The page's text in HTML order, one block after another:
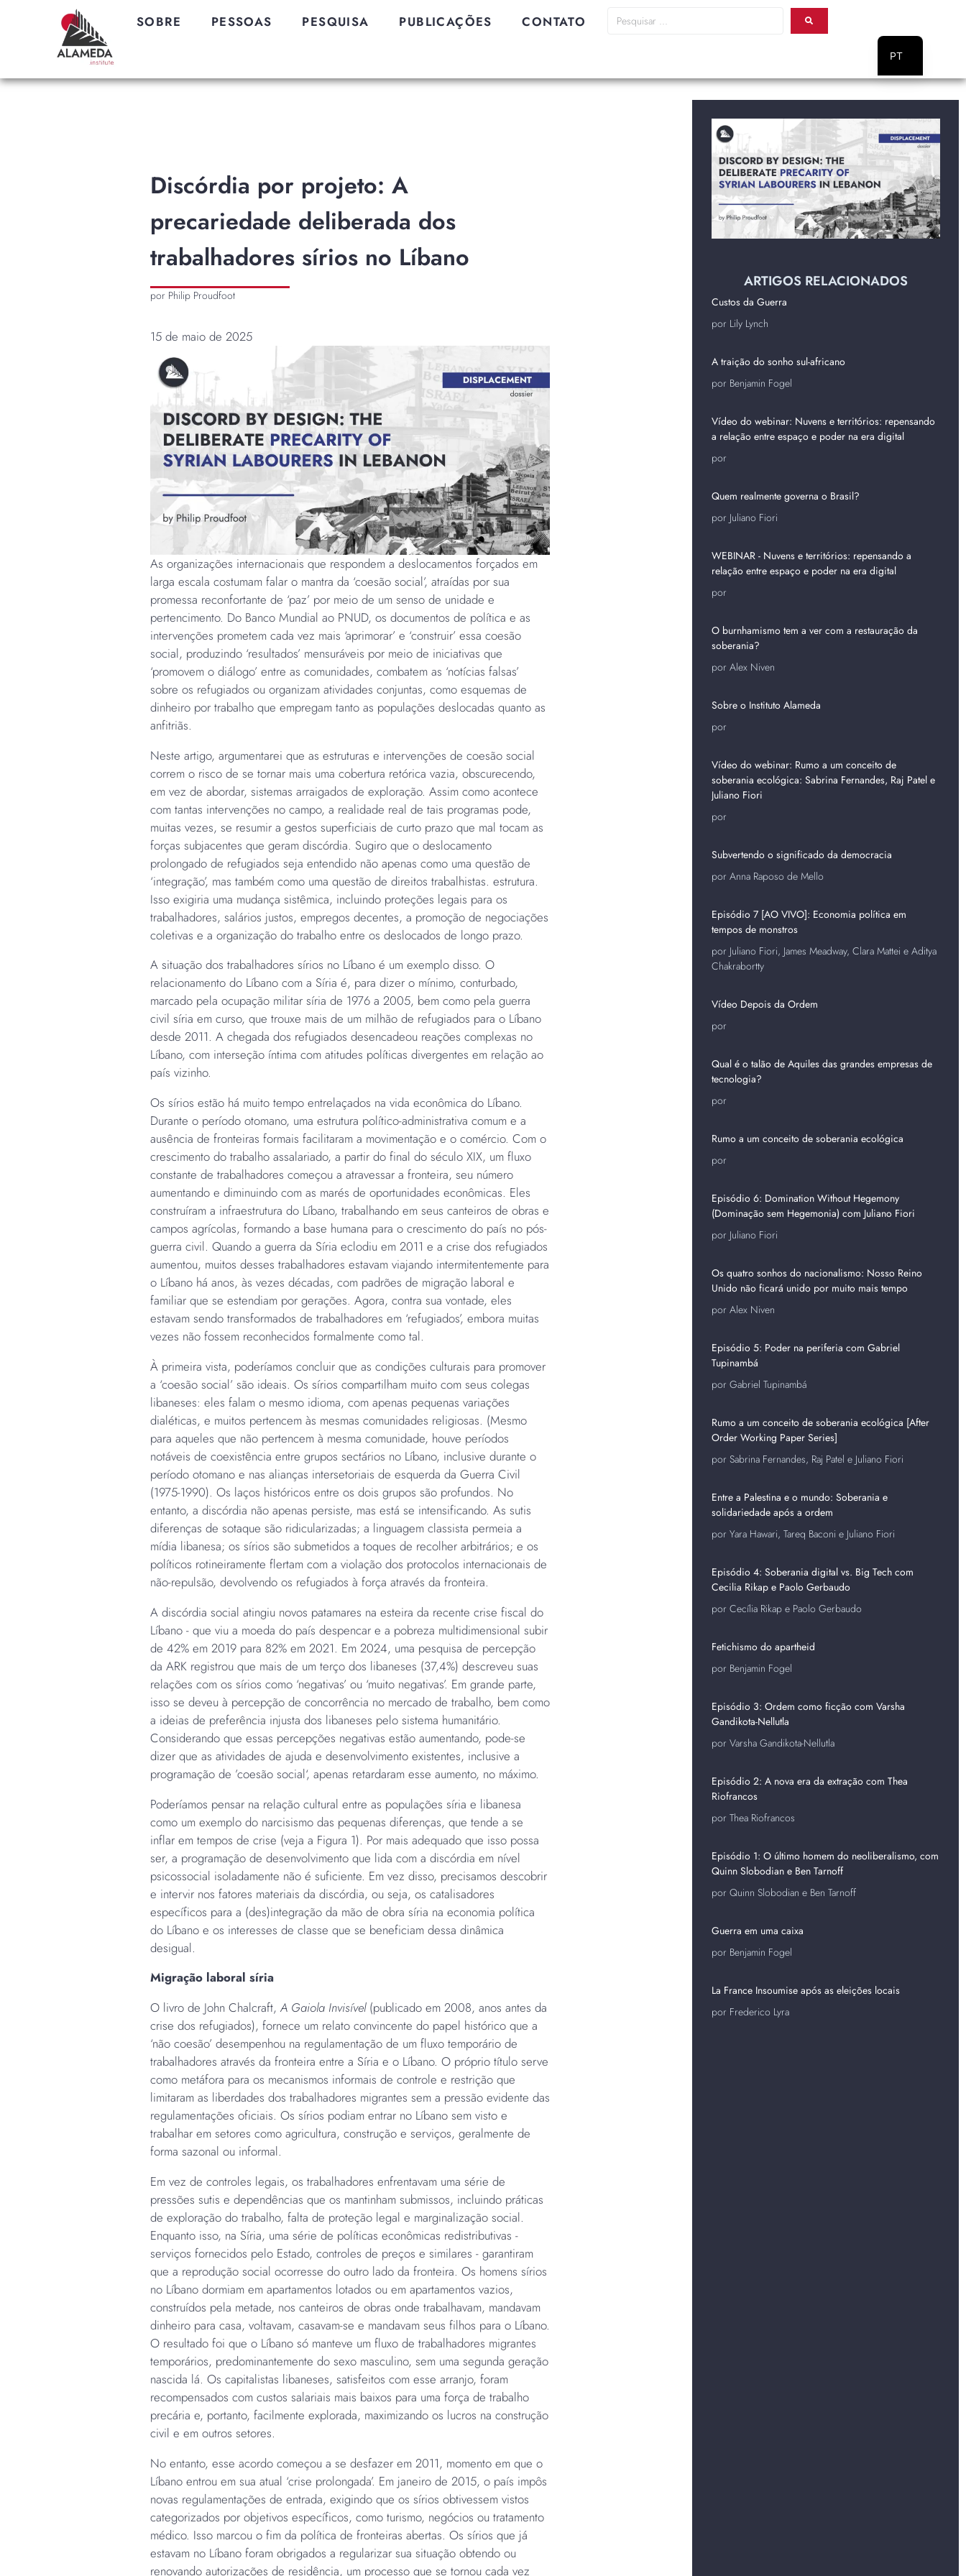
SOBRE PESSOAS PESQUISA PUBLICAÇÕES CONTATO
Discórdia por projeto: A
precariedade deliberada dos
trabalhadores sírios no Líbano
por Philip Proudfoot
15 de maio de 2025
As organizações internacionais que respondem a deslocamentos forçados em
larga escala costumam falar o mantra da ‘coesão social’, atraídas por sua
promessa reconfortante de ‘paz’ por meio de um senso de unidade e
pertencimento. Do Banco Mundial ao PNUD, os documentos de política e as
intervenções prometem cada vez mais ‘aprimorar’ e ‘construir’ essa coesão
social, produzindo ‘resultados’ mensuráveis por meio de iniciativas que
‘promovem o diálogo’ entre as comunidades, combatem as ‘notícias falsas’
sobre os refugiados ou organizam atividades conjuntas, como esquemas de
dinheiro por trabalho que empregam tanto as populações deslocadas quanto as
anfitriãs.
Neste artigo, argumentarei que as estruturas e intervenções de coesão social
correm o risco de se tornar mais uma cobertura retórica vazia, obscurecendo,
em vez de abordar, sistemas arraigados de exploração. Assim como acontece
com tantas intervenções no campo, a realidade real de tais programas pode,
muitas vezes, se resumir a gestos superficiais de curto prazo que mal tocam as
forças subjacentes que geram discórdia. Sugiro que o deslocamento
prolongado de refugiados seja entendido não apenas como uma questão de
‘integração’, mas também como uma questão de direitos trabalhistas. estrutura.
Isso exigiria uma mudança sistêmica, incluindo proteções legais para os
trabalhadores, salários justos, empregos decentes, a promoção de negociações
coletivas e a organização do trabalho entre os deslocados de longo prazo.
A situação dos trabalhadores sírios no Líbano é um exemplo disso. O
relacionamento do Líbano com a Síria é, para dizer o mínimo, conturbado,
marcado pela ocupação militar síria de 1976 a 2005, bem como pela guerra
civil síria em curso, que trouxe mais de um milhão de refugiados para o Líbano
desde 2011. A chegada dos refugiados desencadeou reações complexas no
Líbano, com interseção íntima com atitudes políticas divergentes em relação ao
país vizinho.
Os sírios estão há muito tempo entrelaçados na vida econômica do Líbano.
Durante o período otomano, uma estrutura político-administrativa comum e a
ausência de fronteiras formais facilitaram a movimentação e o comércio. Com o
crescimento do trabalho assalariado, a partir do final do século XIX, um fluxo
constante de trabalhadores começou a atravessar a fronteira, seu número
aumentando e diminuindo com as marés de oportunidades econômicas. Eles
construíram a infraestrutura do Líbano, trabalhando em seus canteiros de obras e
campos agrícolas, formando a base humana para o crescimento do país no pós-
guerra civil. Quando a guerra da Síria eclodiu em 2011 e a crise dos refugiados
aumentou, muitos desses trabalhadores estavam viajando intermitentemente para
o Líbano há anos, às vezes décadas, com padrões de migração laboral e
familiar que se estendiam por gerações. Agora, contra sua vontade, eles
estavam sendo transformados de trabalhadores em ‘refugiados’, embora muitas
vezes não fossem reconhecidos formalmente como tal.
À primeira vista, poderíamos concluir que as condições culturais para promover
a ‘coesão social’ são ideais. Os sírios compartilham muito com seus colegas
libaneses: eles falam o mesmo idioma, com apenas pequenas variações
dialéticas, e muitos pertencem às mesmas comunidades religiosas. (Mesmo
para aqueles que não pertencem à mesma comunidade, houve períodos
notáveis de coexistência entre grupos sectários no Líbano, inclusive durante o
período otomano e nas alianças intersetoriais de esquerda da Guerra Civil
(1975-1990). Os laços históricos entre os dois grupos são profundos. No
entanto, a discórdia não apenas persiste, mas está se intensificando. As sutis
diferenças de sotaque são ridicularizadas; a linguagem classista permeia a
mídia libanesa; os sírios são submetidos a toques de recolher arbitrários; e os
políticos rotineiramente flertam com a violação dos protocolos internacionais de
não-repulsão, devolvendo os refugiados à força através da fronteira.
A discórdia social atingiu novos patamares na esteira da recente crise fiscal do
Líbano - que viu a moeda do país despencar e a pobreza multidimensional subir
de 42% em 2019 para 82% em 2021. Em 2024, uma pesquisa de percepção
da ARK registrou que mais de um terço dos libaneses (37,4%) descreveu suas
relações com os sírios como ‘negativas’ ou ‘muito negativas’. Em grande parte,
isso se deveu à percepção de concorrência no mercado de trabalho, bem como
a ideias de preferência injusta dos libaneses pelo sistema humanitário.
Considerando que essas percepções negativas estão aumentando, pode-se
dizer que as atividades de ajuda e desenvolvimento existentes, inclusive a
programação de ’coesão social‘, apenas retardaram esse aumento, no máximo.
Poderíamos pensar na relação cultural entre as populações síria e libanesa
como um exemplo do narcisismo das pequenas diferenças, que tende a se
inflar em tempos de crise (veja a Figura 1). Por mais adequado que isso possa
ser, a programação de desenvolvimento que lida com a discórdia em nível
psicossocial isoladamente não é suficiente. Em vez disso, precisamos descobrir
e intervir nos fatores materiais da discórdia, ou seja, os catalisadores
específicos para a (des)integração da mão de obra síria na economia política
do Líbano e os interesses de classe que se beneficiam dessa dinâmica
desigual.
Migração laboral síria
O livro de John Chalcraft, A Gaiola Invisível(publicado em 2008, anos antes da
crise dos refugiados), fornece um relato convincente do papel histórico que a
‘não coesão’ desempenhou na regulamentação de um fluxo temporário de
trabalhadores através da fronteira entre a Síria e o Líbano. O próprio título serve
como metáfora para os mecanismos informais de controle e restrição que
limitaram as liberdades dos trabalhadores migrantes sem a pressão evidente das
regulamentações oficiais. Os sírios podiam entrar no Líbano sem visto e
trabalhar em setores como agricultura, construção e serviços, geralmente de
forma sazonal ou informal.
Em vez de controles legais, os trabalhadores enfrentavam uma série de
pressões sutis e dependências que os mantinham submissos, incluindo práticas
de exploração do trabalho, falta de proteção legal e marginalização social.
Enquanto isso, na Síria, uma série de políticas econômicas redistributivas -
serviços fornecidos pelo Estado, controles de preços e similares - garantiram
que a reprodução social ocorresse do outro lado da fronteira. Os homens sírios
no Líbano dormiam em apartamentos lotados ou em apartamentos vazios,
construídos pela metade, nos canteiros de obras onde trabalhavam, mandavam
dinheiro para casa, voltavam, casavam-se e mandavam seus filhos para o Líbano.
O resultado foi que o Líbano só manteve um fluxo de trabalhadores migrantes
temporários, predominantemente do sexo masculino, sem uma segunda geração
nascida lá. Os capitalistas libaneses, satisfeitos com esse arranjo, foram
recompensados com custos salariais mais baixos para uma força de trabalho
precária e, portanto, facilmente explorada, maximizando os lucros na construção
civil e em outros setores.
No entanto, esse acordo começou a se desfazer em 2011, momento em que o
Líbano entrou em sua atual ‘crise prolongada’. Em janeiro de 2015, o país impôs
novas regulamentações de entrada, exigindo que os sírios obtivessem vistos
categorizados por objetivos específicos, como turismo, negócios ou tratamento
médico. Isso marcou o fim da política de fronteiras abertas. Os sírios que já
estavam no Líbano foram obrigados a regularizar sua situação obtendo ou
renovando autorizações de residência, um processo que se tornou cada vez
ARTIGOS RELACIONADOS
Custos da Guerra
por Lily Lynch
A traição do sonho sul-africano
por Benjamin Fogel
Vídeo do webinar: Nuvens e territórios: repensando
a relação entre espaço e poder na era digital
por
Quem realmente governa o Brasil?
por Juliano Fiori
WEBINAR - Nuvens e territórios: repensando a
relação entre espaço e poder na era digital
por
O burnhamismo tem a ver com a restauração da
soberania?
por Alex Niven
Sobre o Instituto Alameda
por
Vídeo do webinar: Rumo a um conceito de
soberania ecológica: Sabrina Fernandes, Raj Patel e
Juliano Fiori
por
Subvertendo o significado da democracia
por Anna Raposo de Mello
Episódio 7 [AO VIVO]: Economia política em
tempos de monstros
por Juliano Fiori, James Meadway, Clara Mattei e Aditya
Chakrabortty
Vídeo Depois da Ordem
por
Qual é o talão de Aquiles das grandes empresas de
tecnologia?
por
Rumo a um conceito de soberania ecológica
por
Episódio 6: Domination Without Hegemony
(Dominação sem Hegemonia) com Juliano Fiori
por Juliano Fiori
Os quatro sonhos do nacionalismo: Nosso Reino
Unido não ficará unido por muito mais tempo
por Alex Niven
Episódio 5: Poder na periferia com Gabriel
Tupinambá
por Gabriel Tupinambá
Rumo a um conceito de soberania ecológica [After
Order Working Paper Series]
por Sabrina Fernandes, Raj Patel e Juliano Fiori
Entre a Palestina e o mundo: Soberania e
solidariedade após a ordem
por Yara Hawari, Tareq Baconi e Juliano Fiori
Episódio 4: Soberania digital vs. Big Tech com
Cecilia Rikap e Paolo Gerbaudo
por Cecília Rikap e Paolo Gerbaudo
Fetichismo do apartheid
por Benjamin Fogel
Episódio 3: Ordem como ficção com Varsha
Gandikota-Nellutla
por Varsha Gandikota-Nellutla
Episódio 2: A nova era da extração com Thea
Riofrancos
por Thea Riofrancos
Episódio 1: O último homem do neoliberalismo, com
Quinn Slobodian e Ben Tarnoff
por Quinn Slobodian e Ben Tarnoff
Guerra em uma caixa
por Benjamin Fogel
La France Insoumise após as eleições locais
por Frederico Lyra
PT
EN